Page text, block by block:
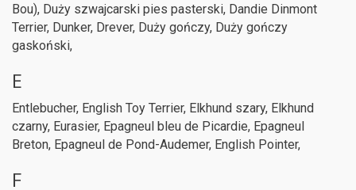
Bou), Duży szwajcarski pies pasterski, Dandie Dinmont
Terrier, Dunker, Drever, Duży gończy, Duży gończy
gaskoński,
E
Entlebucher, English Toy Terrier, Elkhund szary, Elkhund
czarny, Eurasier, Epagneul bleu de Picardie, Epagneul
Breton, Epagneul de Pond-Audemer, English Pointer,
F